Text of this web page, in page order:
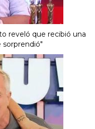
reveló que recibió una
sorprendió"